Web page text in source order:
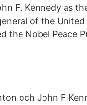
F. Kennedy as
of the
the Nobel Peace
och John F